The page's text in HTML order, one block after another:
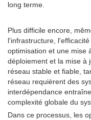
long terme.
Plus difficile encore,
l'infrastructure,
optimisation et une mise
déploiement et la mise à
réseau stable et fiable,
réseau requièrent des
interdépendance
complexité globale du
Dans ce processus, les